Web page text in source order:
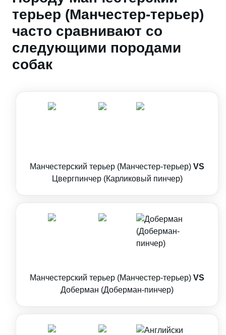
терьер (Манчестер-терьер)
часто сравнивают со
следующими породами
собак
Манчестерский терьер (Манчестер-терьер) VS
Цвергпинчер (Карликовый пинчер)
Манчестерский терьер (Манчестер-терьер) VS
Доберман (Доберман-пинчер)